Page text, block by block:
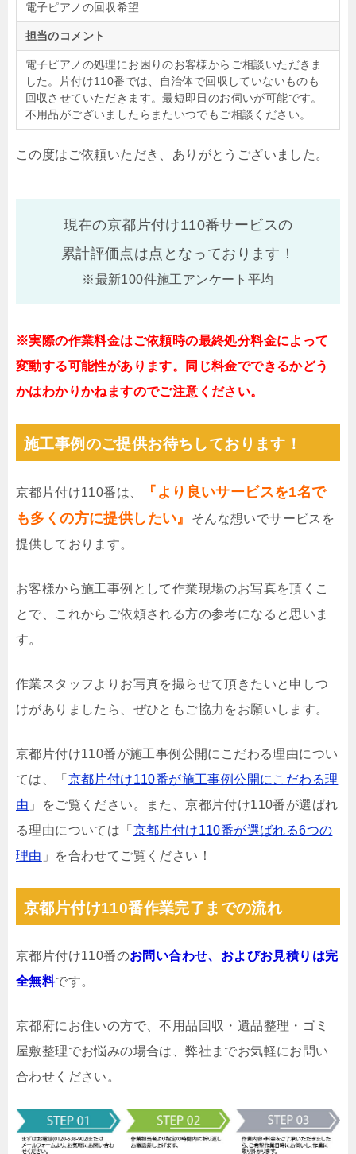
電子ピアノの回収希望
担当のコメント
電子ピアノの処理にお困りのお客様からご相談いただきま
した。片付け110番では、自治体で回収していないものも
回収させていただきます。最短即日のお伺いが可能です。
不用品がございましたらまたいつでもご相談ください。
この度はご依頼いただき、ありがとうございました。
現在の京都片付け110番サービスの
累計評価点は点となっております！
※最新100件施工アンケート平均
※実際の作業料金はご依頼時の最終処分料金によって
変動する可能性があります。同じ料金でできるかどう
かはわかりかねますのでご注意ください。
施工事例のご提供お待ちしております！
京都片付け110番は、
『より良いサービスを1名で
も多くの方に提供したい』
そんな想いでサービスを
提供しております。
お客様から施工事例として作業現場のお写真を頂くこ
とで、これからご依頼される方の参考になると思いま
す。
作業スタッフよりお写真を撮らせて頂きたいと申しつ
けがありましたら、ぜひともご協力をお願いします。
京都片付け110番が施工事例公開にこだわる理由につい
ては、「 京都片付け110番が施工事例公開にこだわる理
由 」をご覧ください。また、京都片付け110番が選ばれ
る理由については「 京都片付け110番が選ばれる6つの
理由 」を合わせてご覧ください！
京都片付け110番作業完了までの流れ
京都片付け110番のお問い合わせ、およびお見積りは完
全無料です。
京都府にお住いの方で、不用品回収・遺品整理・ゴミ
屋敷整理でお悩みの場合は、弊社までお気軽にお問い
合わせください。